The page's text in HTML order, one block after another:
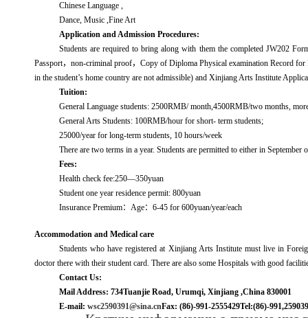
Chinese Language ,
Dance, Music ,Fine Art
Application and Admission Procedures:
Students are required to bring along with them the completed JW202
Passport， non-criminal proof， Copy of Diploma Physical examination Record
in the student’s home country are not admissible) and Xinjiang Arts Institute
Tuition:
General Language students: 2500RMB/ month,4500RMB/two months,
General Arts Students: 100RMB/hour for short- term students;
25000/year for long-term students, 10 hours/week
There are two terms in a year. Students are permitted to either in
Fees:
Health check fee:250—350yuan
Student one year residence permit: 800yuan
Insurance Premium： Age： 6-45 for 600yuan/year/each
Accommodation and Medical care
Students who have registered at Xinjiang Arts Institute must live in
doctor there with their student card. There are also some Hospitals with good
Contact Us:
Mail Address: 734Tuanjie Road, Urumqi, Xinjiang ,China 830001
E-mail: wsc2590391@sina.cnFax: (86)-991-2555429Tel:(86)-